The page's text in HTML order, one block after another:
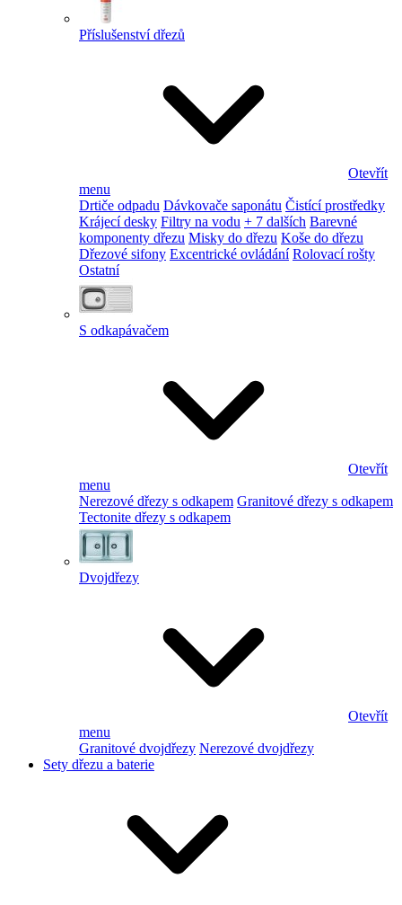
Příslušenství dřezů
Otevřít
menu
Drtiče odpadu Dávkovače saponátu Čistící prostředky
Krájecí desky Filtry na vodu + 7 dalších Barevné
komponenty dřezu Misky do dřezu Koše do dřezu
Dřezové sifony Excentrické ovládání Rolovací rošty
Ostatní
S odkapávačem
Otevřít
menu
Nerezové dřezy s odkapem Granitové dřezy s odkapem
Tectonite dřezy s odkapem
Dvojdřezy
Otevřít
menu
Granitové dvojdřezy Nerezové dvojdřezy
Sety dřezu a baterie